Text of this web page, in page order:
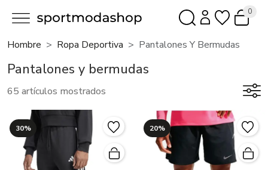
0
Hombre Ropa Deportiva Pantalones Y Bermudas
Pantalones y bermudas
65 artículos mostrados
30% 20%